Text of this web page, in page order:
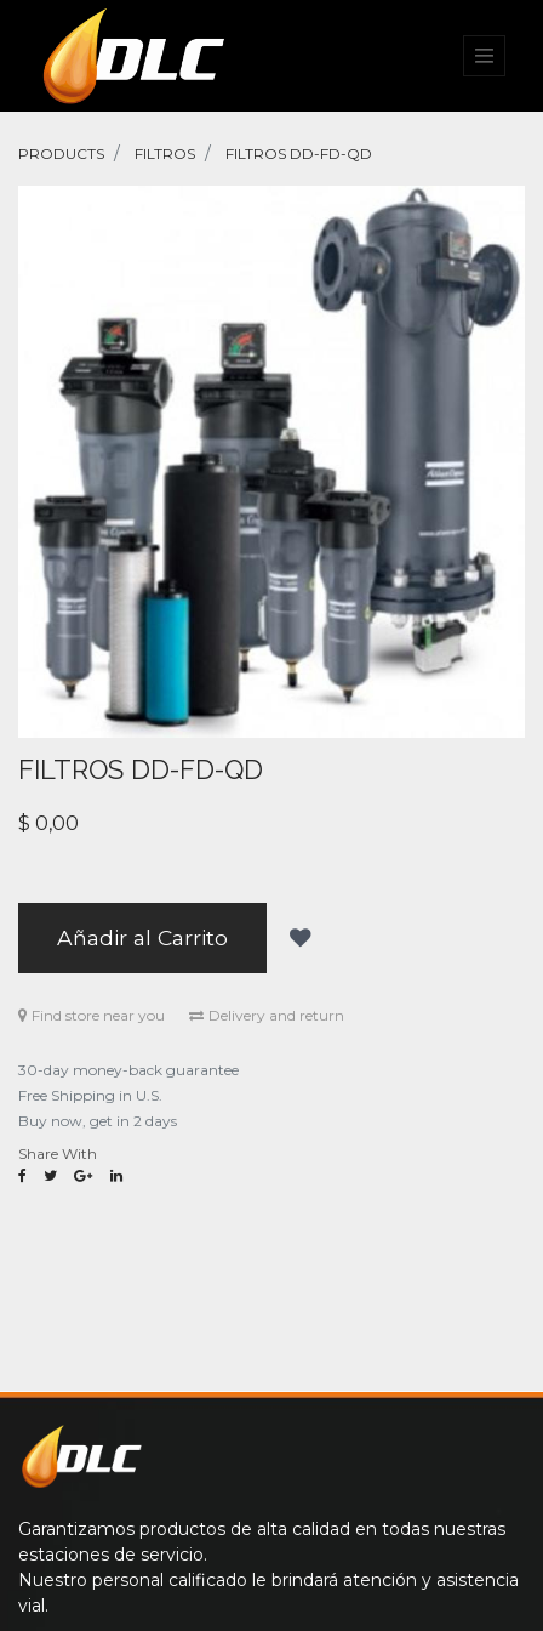
PRODUCTS FILTROS FILTROS DD-FD-QD
FILTROS DD-FD-QD
$ 0,00
Añadir al Carrito
Find store near you Delivery and return
30-day money-back guarantee
Free Shipping in U.S.
Buy now, get in 2 days
Share With
Garantizamos productos de alta calidad en todas nuestras
estaciones de servicio.
Nuestro personal calificado le brindará atención y asistencia
vial.